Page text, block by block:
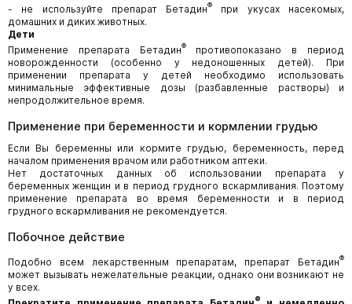
- не используйте препарат Бетадин®
при укусах насекомых,
домашних и диких животных.
Дети
Применение препарата Бетадин®противопоказано в период
новорожденности (особенно у недоношенных детей). При
применении препарата у детей необходимо использовать
минимальные эффективные дозы (разбавленные растворы) и
непродолжительное время.
Применение при беременности и кормлении грудью
Если Вы беременны или кормите грудью, беременность, перед
началом применения врачом или работником аптеки.
Нет достаточных данных об использовании препарата у
беременных женщин и в период грудного вскармливания. Поэтому
применение препарата во время беременности и в период
грудного вскармливания не рекомендуется.
Побочное действие
Подобно всем лекарственным препаратам, препарат Бетадин®
может вызывать нежелательные реакции, однако они возникают не
у всех.
®